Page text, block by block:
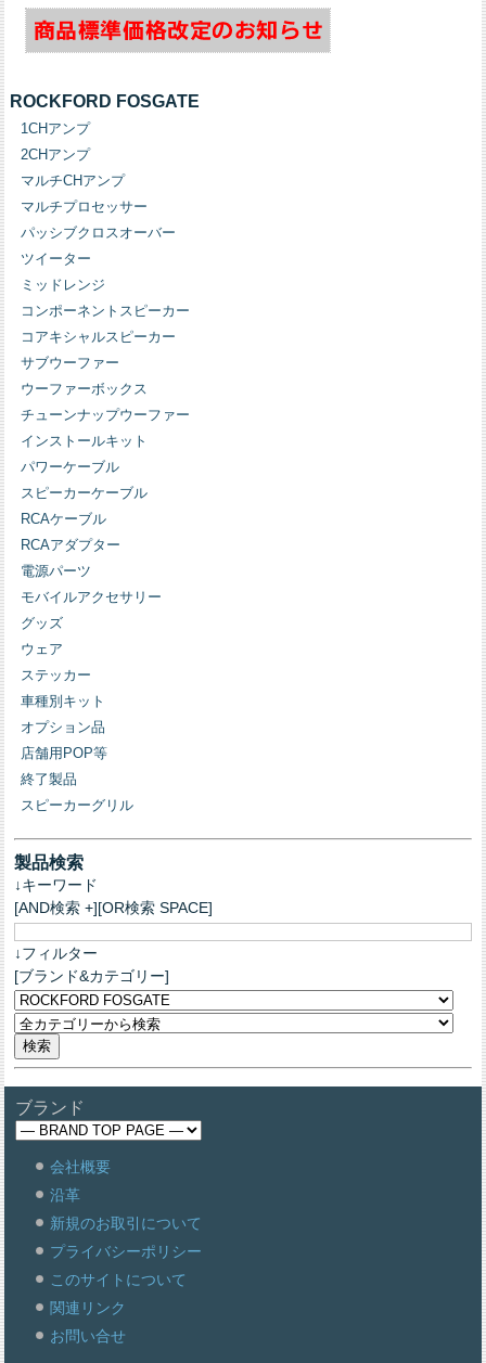
ROCKFORD FOSGATE
1CHアンプ
2CHアンプ
マルチCHアンプ
マルチプロセッサー
パッシブクロスオーバー
ツイーター
ミッドレンジ
コンポーネントスピーカー
コアキシャルスピーカー
サブウーファー
ウーファーボックス
チューンナップウーファー
インストールキット
パワーケーブル
スピーカーケーブル
RCAケーブル
RCAアダプター
電源パーツ
モバイルアクセサリー
グッズ
ウェア
ステッカー
車種別キット
オプション品
店舗用POP等
終了製品
スピーカーグリル
製品検索
↓キーワード
[AND検索 +][OR検索 SPACE]
↓フィルター
[ブランド&カテゴリー]
ブランド
会社概要
沿革
新規のお取引について
プライバシーポリシー
このサイトについて
関連リンク
お問い合せ